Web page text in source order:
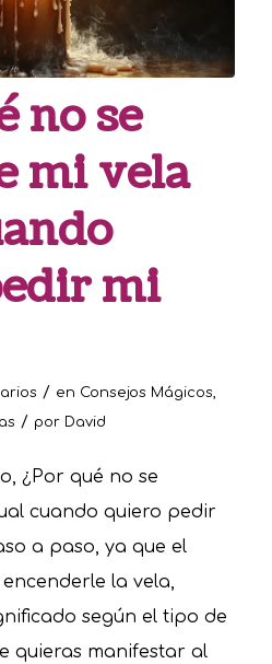
no se
mi vela
mi
/ en Consejos Mágicos
/ por David
¿Por qué no se
cuando quiero pedir
a paso, ya que el
la vela,
según el tipo de
quieras manifestar al